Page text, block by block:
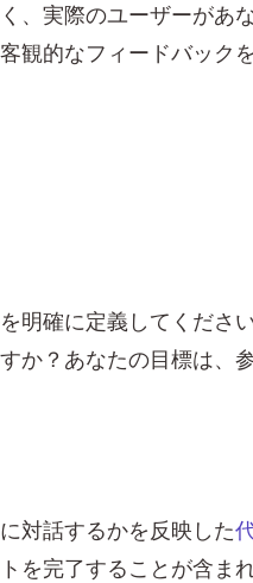
、実際のユーザーが
観的なフィードバック
明確に定義してくだ
か？あなたの目標は、
対話するかを反映した
を完了することが含